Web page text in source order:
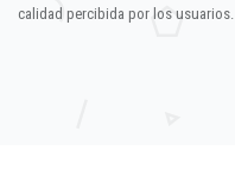
calidad percibida por los usuarios.